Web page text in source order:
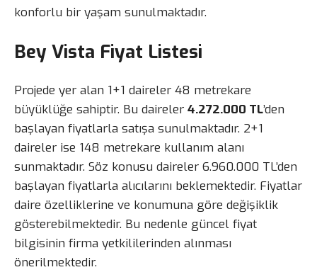
konforlu bir yaşam sunulmaktadır.
Bey Vista Fiyat Listesi
Projede yer alan 1+1 daireler 48 metrekare
büyüklüğe sahiptir. Bu daireler 4.272.000 TL’den
başlayan fiyatlarla satışa sunulmaktadır. 2+1
daireler ise 148 metrekare kullanım alanı
sunmaktadır. Söz konusu daireler 6.960.000 TL’den
başlayan fiyatlarla alıcılarını beklemektedir. Fiyatlar
daire özelliklerine ve konumuna göre değişiklik
gösterebilmektedir. Bu nedenle güncel fiyat
bilgisinin firma yetkililerinden alınması
önerilmektedir.